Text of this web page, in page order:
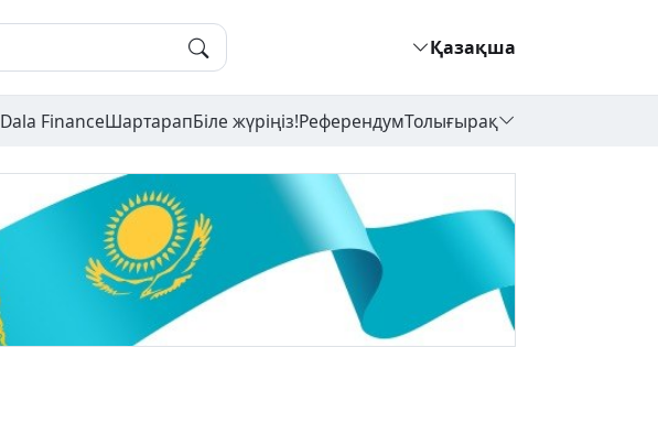
Қазақша
Dala FinanceШартарапБіле жүріңіз!РеферендумТолығырақ